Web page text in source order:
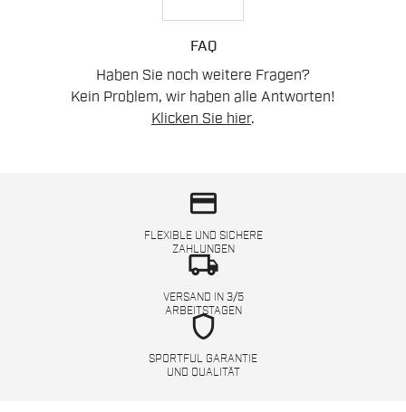
FAQ
Haben Sie noch weitere Fragen?
Kein Problem, wir haben alle Antworten!
Klicken Sie hier.
credit_card
FLEXIBLE UND SICHERE
ZAHLUNGEN
local_shipping
VERSAND IN 3/5
ARBEITSTAGEN
shield
SPORTFUL GARANTIE
UND QUALITÄT